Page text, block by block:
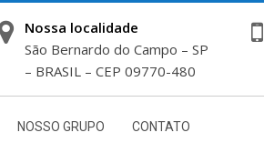
Nossa localidade
São Bernardo do Campo – SP
– BRASIL – CEP 09770-480
NOSSO GRUPO CONTATO